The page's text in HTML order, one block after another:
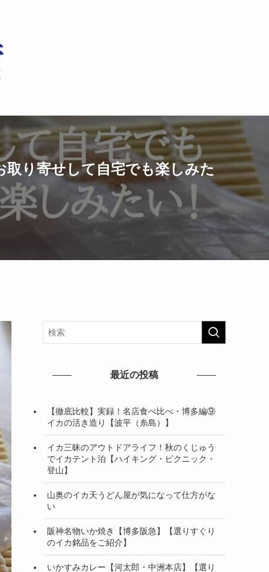
り寄せして自宅でも楽しみた
最近の投稿
【徹底比較】実録！名店食べ比べ・博多編⑨
イカの活き造り【波平（糸島）】
イカ三昧のアウトドアライフ！秋のくじゅう
でイカテント泊【ハイキング・ピクニック・
登山】
山奥のイカ天うどん屋が気になって仕方がな
い
阪神名物いか焼き【博多阪急】【選りすぐり
のイカ銘品をご紹介】
いかすみカレー【河太郎・中洲本店】【選り